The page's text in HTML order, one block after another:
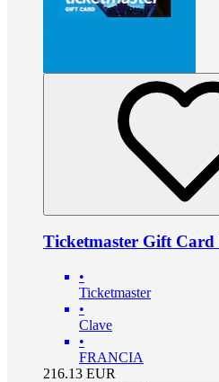
Ticketmaster Gift Card
•
Ticketmaster
•
Clave
•
FRANCIA
216.13 EUR